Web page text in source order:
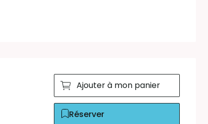
Ajouter à mon panier
Réserver